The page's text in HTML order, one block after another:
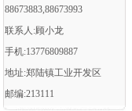
88673883,88673993
联系人:顾小龙
手机:13776809887
地址:郑陆镇工业开发区
邮编:213111